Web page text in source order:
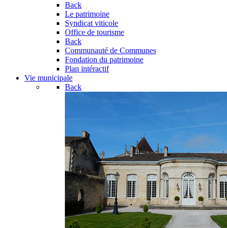
Back
Le patrimoine
Syndicat viticole
Office de tourisme
Back
Communauté de Communes
Fondation du patrimoine
Plan intéractif
Vie municipale
Back